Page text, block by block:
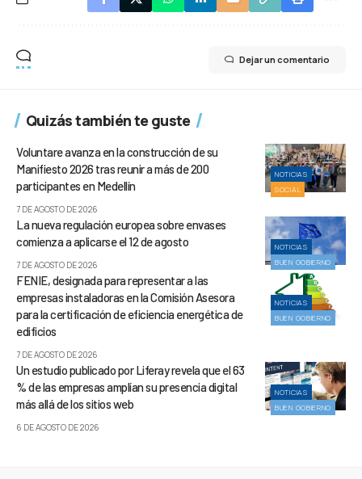
Dejar un comentario
Quizás también te guste
NOTICIAS
SOCIAL
Voluntare avanza en la construcción de su
Manifiesto 2026 tras reunir a más de 200
participantes en Medellín
7 DE AGOSTO DE 2026
NOTICIAS
BUEN GOBIERNO
La nueva regulación europea sobre envases
comienza a aplicarse el 12 de agosto
7 DE AGOSTO DE 2026
NOTICIAS
BUEN GOBIERNO
FENIE, designada para representar a las
empresas instaladoras en la Comisión Asesora
para la certificación de eficiencia energética de
edificios
7 DE AGOSTO DE 2026
NOTICIAS
BUEN GOBIERNO
Un estudio publicado por Liferay revela que el 63
% de las empresas amplían su presencia digital
más allá de los sitios web
6 DE AGOSTO DE 2026